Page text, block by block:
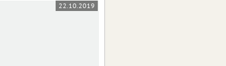
22.10.2019